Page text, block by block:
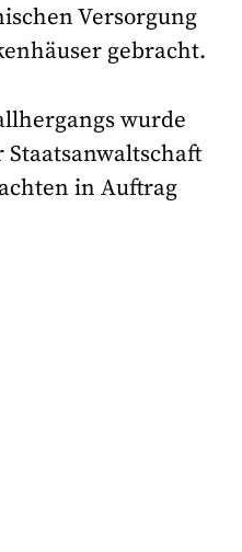
Versorgung
gebracht.
wurde
Staatsanwaltschaft
in Auftrag